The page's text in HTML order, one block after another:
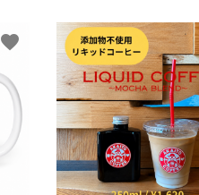
favorite